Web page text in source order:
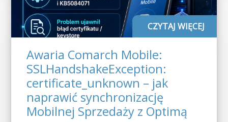
CZYTAJ WIĘCEJ
Awaria Comarch Mobile:
SSLHandshakeException:
certificate_unknown – jak
naprawić synchronizację
Mobilnej Sprzedaży z Optimą